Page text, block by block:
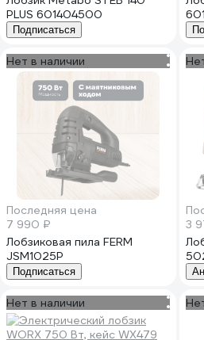
PLUS 601404500
Подписаться
Нет в наличии
Последняя цена
7 990 ₽
Лобзиковая пила FERM
JSM1025P
Подписаться
3
Нет в наличии